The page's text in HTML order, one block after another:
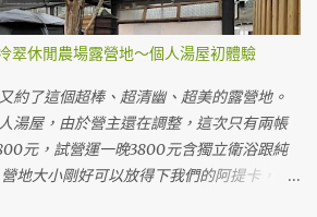
，如需續露，每人加收300元，再額外加上
送下午茶卷一人一份。（但因為時間的關係
點以前去領取） 費用看起來蠻複雜的，但
就單純許多了！:) 第一天可以早上就開始
五點以前就可以了，不用趕在中午喔！所
天。 整體上這個價格還算可以接受(門票一
)，網路上說晚上會有飛機飛過的聲音是
要放很大的帳也有點辛苦😂 B2有完整的雨
（但感覺像是阿提卡這種大帳會掉出來）
雨遮，長度也可以放一房一廳中等大小的
墊但沒有雨遮 價格以營地來說偏高，一晚
能用Line聯絡訂位，沒有露營樂跟愛露營
我們忘了帶湯勺還跟他借了三天。 0_0a 這
色阿提卡，越來越熟練，兩個人約莫30分
翠休閒農場露營地～個人湯屋初體驗
約了這個超棒、超清幽、超美的露營地。
湯屋，由於營主還在調整，這次只有兩帳
元，試營運一晚3800元含獨立衛浴跟純
地大小剛好可以放得下我們的阿提卡，但